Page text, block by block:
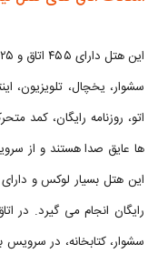
سشوار، یخچال، تلویزیون،
اتو، روزنامه رایگان،
ها عایق صدا هستند و از
این هتل بسیار لوکس و
رایگان انجام می گیرد. در
سشوار، کتابخانه، در